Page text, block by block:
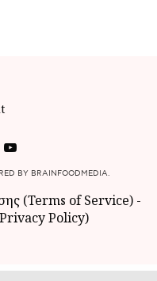
BY BRAINFOODMEDIA.
(Terms of Service)-
Policy)